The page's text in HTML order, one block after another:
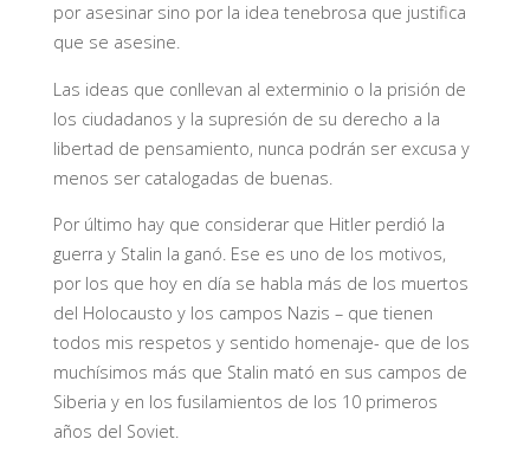
por asesinar sino por la idea tenebrosa que justifica
que se asesine.
Las ideas que conllevan al exterminio o la prisión de
los ciudadanos y la supresión de su derecho a la
libertad de pensamiento, nunca podrán ser excusa y
menos ser catalogadas de buenas.
Por último hay que considerar que Hitler perdió la
guerra y Stalin la ganó. Ese es uno de los motivos,
por los que hoy en día se habla más de los muertos
del Holocausto y los campos Nazis – que tienen
todos mis respetos y sentido homenaje- que de los
muchísimos más que Stalin mató en sus campos de
Siberia y en los fusilamientos de los 10 primeros
años del Soviet.